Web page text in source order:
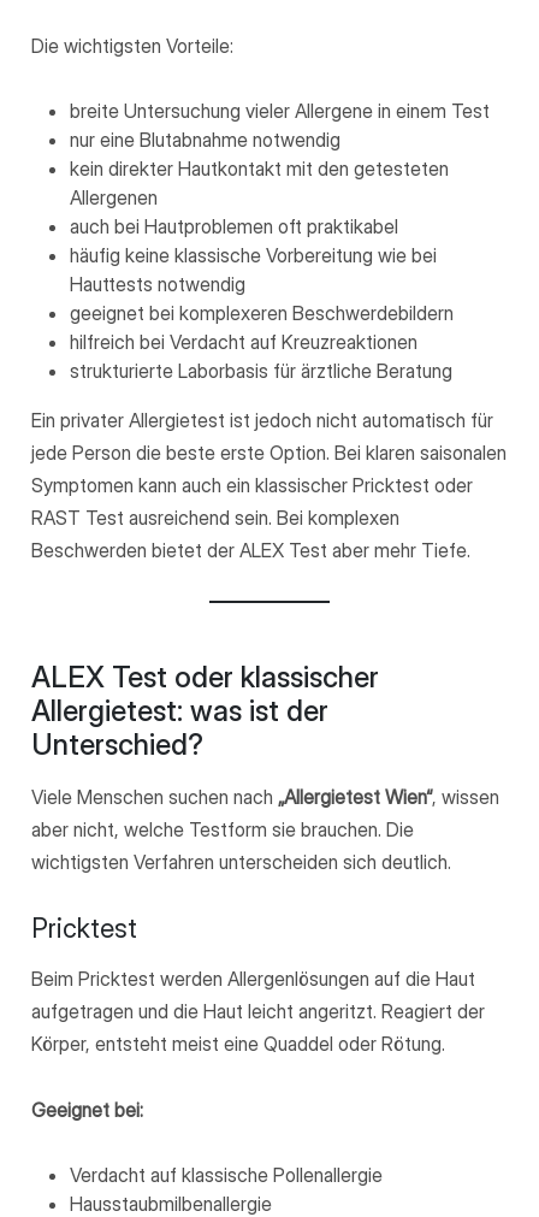
Die wichtigsten Vorteile:
breite Untersuchung vieler Allergene in einem Test
nur eine Blutabnahme notwendig
kein direkter Hautkontakt mit den getesteten
Allergenen
auch bei Hautproblemen oft praktikabel
häufig keine klassische Vorbereitung wie bei
Hauttests notwendig
geeignet bei komplexeren Beschwerdebildern
hilfreich bei Verdacht auf Kreuzreaktionen
strukturierte Laborbasis für ärztliche Beratung
Ein privater Allergietest ist jedoch nicht automatisch für
jede Person die beste erste Option. Bei klaren saisonalen
Symptomen kann auch ein klassischer Pricktest oder
RAST Test ausreichend sein. Bei komplexen
Beschwerden bietet der ALEX Test aber mehr Tiefe.
ALEX Test oder klassischer
Allergietest: was ist der
Unterschied?
Viele Menschen suchen nach „Allergietest Wien“, wissen
aber nicht, welche Testform sie brauchen. Die
wichtigsten Verfahren unterscheiden sich deutlich.
Pricktest
Beim Pricktest werden Allergenlösungen auf die Haut
aufgetragen und die Haut leicht angeritzt. Reagiert der
Körper, entsteht meist eine Quaddel oder Rötung.
Geeignet bei:
Verdacht auf klassische Pollenallergie
Hausstaubmilbenallergie